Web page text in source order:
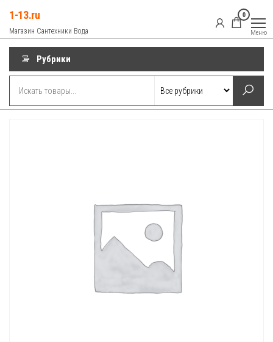
содержимому
1-13.ru
Магазин Сантехники Вода
0
Меню
Рубрики